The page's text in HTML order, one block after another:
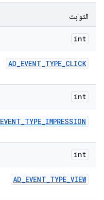
الثوابت
int
AD_EVENT_TYPE_CLICK
int
EVENT_TYPE_IMPRESSION
int
AD_EVENT_TYPE_VIEW